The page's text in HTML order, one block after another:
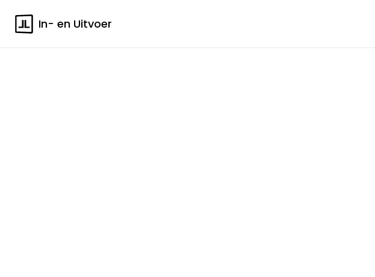
In- en Uitvoer